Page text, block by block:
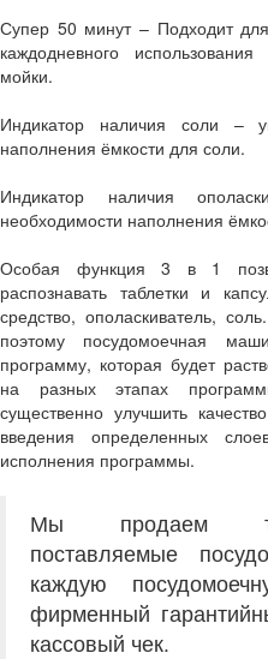
Супер 50 минут – Подходит
каждодневного
мойки.
Индикатор наличия соли –
наполнения ёмкости для соли.
Индикатор наличия
необходимости наполнения
Особая функция 3 в 1
распознавать таблетки и
средство, ополаскиватель,
поэтому посудомоечная
программу, которая будет
на разных этапах
существенно улучшить
введения определенных
исполнения программы.
Мы продаем
поставляемые
каждую
фирменный
кассовый чек.